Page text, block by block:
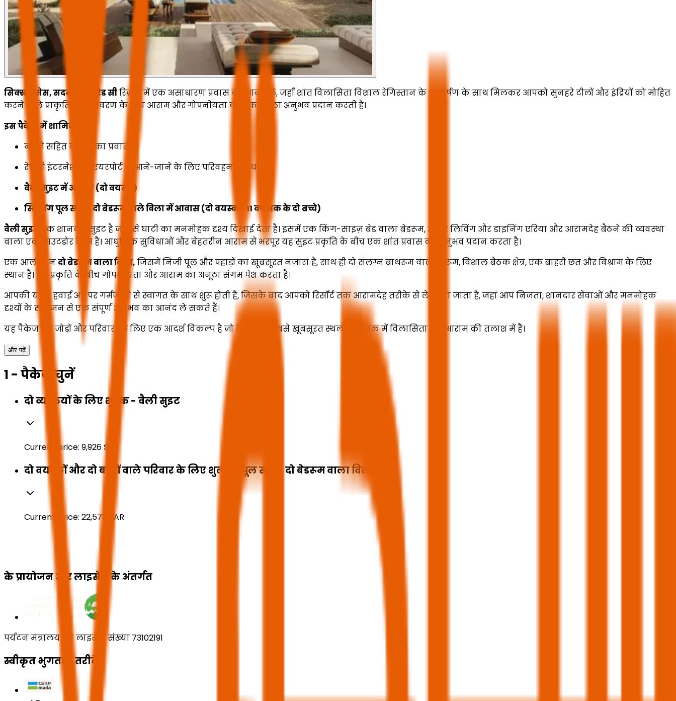
सिक्स सेंसेस, सदर्न ड्यून्स रेड सीरिज़ॉर्ट में एक असाधारण प्रवास का आनंद लें, जहाँ शांत विलासिता विशाल रेगिस्तान के आकर्षण के साथ मिलकर आपको सुनहरे टीलों और इंद्रियों को मोहित
करने वाले प्राकृतिक वातावरण के बीच आराम और गोपनीयता का एक अनूठा अनुभव प्रदान करती है।
इस पैकेज में शामिल हैं:
नाश्ते सहित दो रात का प्रवास
रेड सी इंटरनेशनल एयरपोर्ट से आने-जाने के लिए परिवहन सुविधा
वैली सुइट में आवास (दो वयस्क)
स्विमिंग पूल सहित दो बेडरूम वाले विला में आवास (दो वयस्क - 11 वर्ष तक के दो बच्चे)
वैली सुइट
एक शानदार सुइट है जहाँ से घाटी का मनमोहक दृश्य दिखाई देता है। इसमें एक किंग-साइज़ बेड वाला बेडरूम, अलग लिविंग और डाइनिंग एरिया और आरामदेह बैठने की व्यवस्था
वाला एक आउटडोर टैरेस है। आधुनिक सुविधाओं और बेहतरीन आराम से भरपूर यह सुइट प्रकृति के बीच एक शांत प्रवास का अनुभव प्रदान करता है।
एक आलीशानदो बेडरूम वाला विला, जिसमें निजी पूल और पहाड़ों का खूबसूरत नज़ारा है, साथ ही दो संलग्न बाथरूम वाले बेडरूम, विशाल बैठक क्षेत्र, एक बाहरी छत और विश्राम के लिए
स्थान हैं। यह प्रकृति के बीच गोपनीयता और आराम का अनूठा संगम पेश करता है।
आपकी यात्रा हवाई अड्डे पर गर्मजोशी से स्वागत के साथ शुरू होती है, जिसके बाद आपको रिसॉर्ट तक आरामदेह तरीके से ले जाया जाता है, जहां आप निजता, शानदार सेवाओं और मनमोहक
दृश्यों के संयोजन से एक संपूर्ण अनुभव का आनंद ले सकते हैं।
यह पैकेज उन जोड़ों और परिवारों के लिए एक आदर्श विकल्प है जो ब्रिटेन के सबसे खूबसूरत स्थलों में से एक में विलासिता और आराम की तलाश में हैं।
और पढ़ें
1 - पैकेज चुनें
दो व्यक्तियों के लिए शुल्क - वैली सुइट
Current price: 9,926SAR
दो वयस्कों और दो बच्चों वाले परिवार के लिए शुल्क - पूल सहित दो बेडरूम वाला विला
Current price: 22,578 SAR
के प्रायोजन और लाइसेंस के अंतर्गत
पर्यटन मंत्रालय का लाइसेंस संख्या 73102191
स्वीकृत भुगतान तरीके